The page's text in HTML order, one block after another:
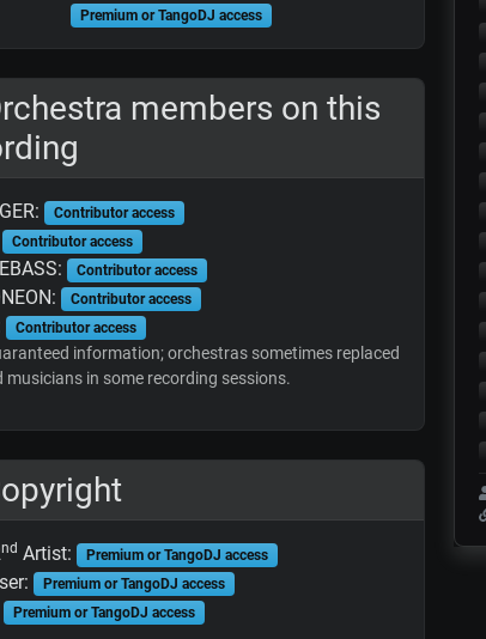
Premium or TangoDJ access
members on this
Contributor access
Contributor access
Contributor access
Contributor access
Contributor access
information; orchestras sometimes replaced
musicians in some recording sessions.
nd Artist: Premium or TangoDJ access
Premium or TangoDJ access
Premium or TangoDJ access